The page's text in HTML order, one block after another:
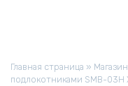
Главная страница » Магазин
подлокотниками SMB-03H